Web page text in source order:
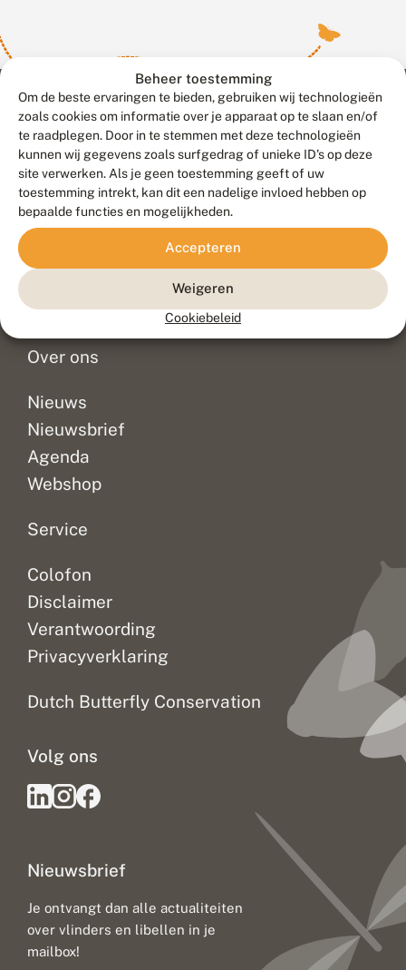
Beheer toestemming
Om de beste ervaringen te bieden, gebruiken wij technologieën
zoals cookies om informatie over je apparaat op te slaan en/of
te raadplegen. Door in te stemmen met deze technologieën
kunnen wij gegevens zoals surfgedrag of unieke ID's op deze
site verwerken. Als je geen toestemming geeft of uw
toestemming intrekt, kan dit een nadelige invloed hebben op
bepaalde functies en mogelijkheden.
Accepteren
Weigeren
Cookiebeleid
Contact
Veelgestelde vragen
Doneer
Over ons
Nieuws
Nieuwsbrief
Agenda
Webshop
Service
Colofon
Disclaimer
Verantwoording
Privacyverklaring
Dutch Butterfly Conservation
Nieuwsbrief
Je ontvangt dan alle actualiteiten
over vlinders en libellen in je
mailbox!
Volg ons
Meld waarnemingen© 2026 Vlinderstichting
Duurzaam ontwikkeld door
Go2People
, ontworpen door
Blue Field Agency
Privacy
Disclaimer
Sitemap